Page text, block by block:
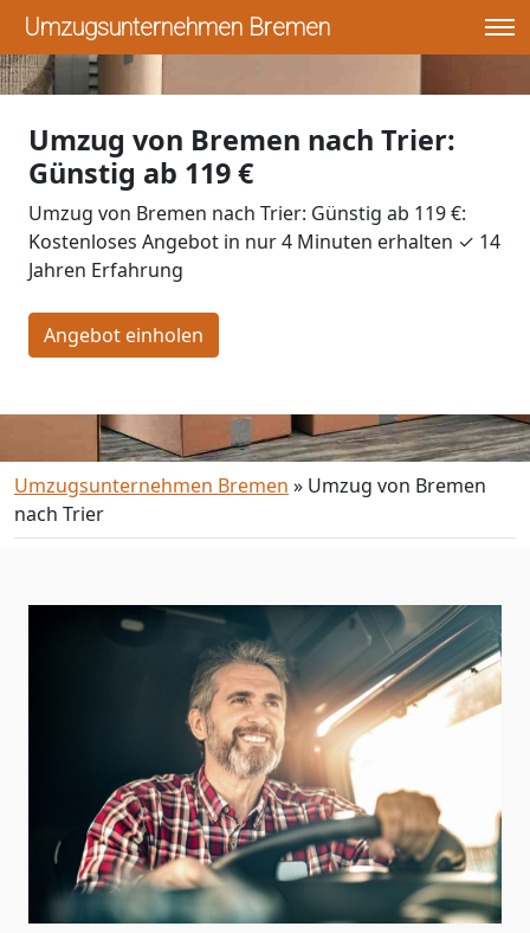
Umzugsunternehmen Bremen
Umzug von Bremen nach Trier:
Günstig ab 119 €
Umzug von Bremen nach Trier: Günstig ab 119 €:
Kostenloses Angebot in nur 4 Minuten erhalten ✓ 14
Jahren Erfahrung
Angebot einholen
Umzugsunternehmen Bremen » Umzug von Bremen
nach Trier